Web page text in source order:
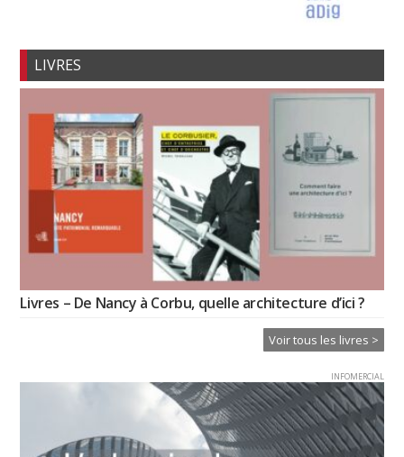
LIVRES
Livres – De Nancy à Corbu, quelle architecture d’ici ?
Voir tous les livres >
INFOMERCIAL